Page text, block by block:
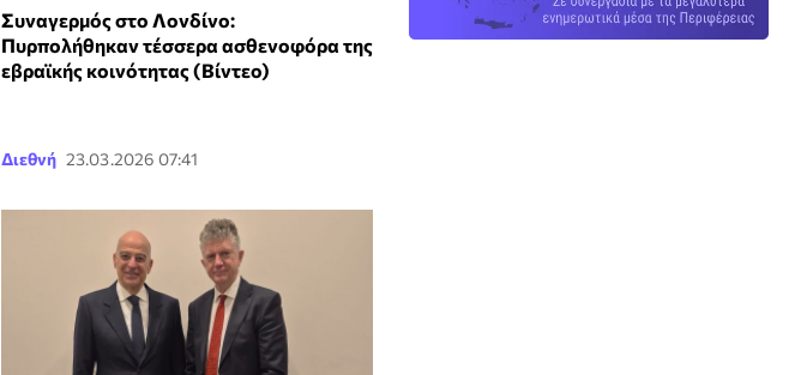
Συναγερμός στο Λονδίνο:
Πυρπολήθηκαν τέσσερα ασθενοφόρα της
εβραϊκής κοινότητας (Βίντεο)
Διεθνή 23.03.2026 07:41